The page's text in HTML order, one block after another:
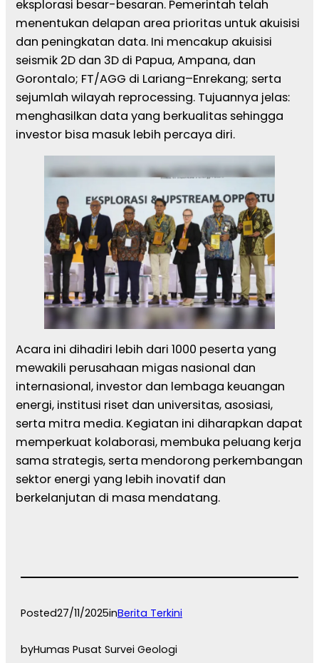
eksplorasi besar-besaran. Pemerintah telah
menentukan delapan area prioritas untuk akuisisi
dan peningkatan data. Ini mencakup akuisisi
seismik 2D dan 3D di Papua, Ampana, dan
Gorontalo; FT/AGG di Lariang–Enrekang; serta
sejumlah wilayah reprocessing. Tujuannya jelas:
menghasilkan data yang berkualitas sehingga
investor bisa masuk lebih percaya diri.
Acara ini dihadiri lebih dari 1000 peserta yang
mewakili perusahaan migas nasional dan
internasional, investor dan lembaga keuangan
energi, institusi riset dan universitas, asosiasi,
serta mitra media. Kegiatan ini diharapkan dapat
memperkuat kolaborasi, membuka peluang kerja
sama strategis, serta mendorong perkembangan
sektor energi yang lebih inovatif dan
berkelanjutan di masa mendatang.
Posted27/11/2025inBerita Terkini
byHumas Pusat Survei Geologi